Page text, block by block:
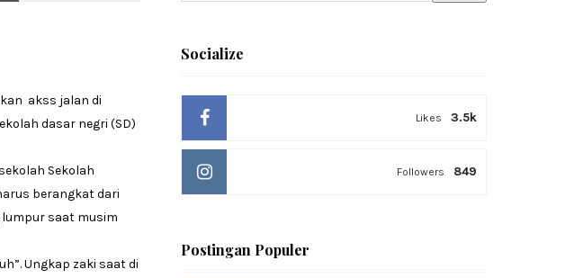
akss jalan di
dasar negri (SD)
Sekolah
berangkat dari
saat musim
Ungkap zaki saat di
Socialize
3.5k
Likes
849
Followers
Postingan Populer